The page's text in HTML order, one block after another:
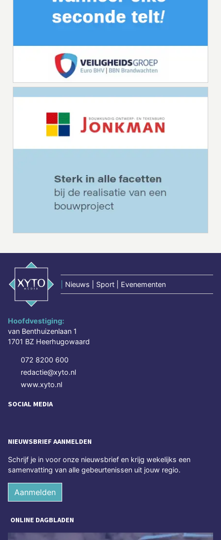
Nieuws | Sport | Evenementen
Hoofdvestiging:
van Benthuizenlaan 1
1701 BZ Heerhugowaard
072 8200 600
redactie@xyto.nl
www.xyto.nl
SOCIAL MEDIA
NIEUWSBRIEF AANMELDEN
Schrijf je in voor onze nieuwsbrief en krijg wekelijks een
samenvatting van alle gebeurtenissen uit jouw regio.
Aanmelden
ONLINE DAGBLADEN